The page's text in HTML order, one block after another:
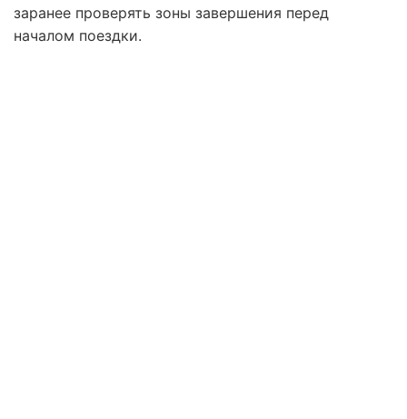
заранее проверять зоны завершения перед
началом поездки.